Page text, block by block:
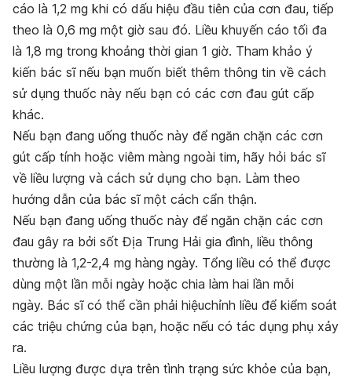
cáo là 1,2 mg khi có dấu hiệu đầu tiên của cơn đau, tiếp
theo là 0,6 mg một giờ sau đó. Liều khuyến cáo tối đa
là 1,8 mg trong khoảng thời gian 1 giờ. Tham khảo ý
kiến bác sĩ nếu bạn muốn biết thêm thông tin về cách
sử dụng thuốc này nếu bạn có các cơn đau gút cấp
khác.
Nếu bạn đang uống thuốc này để ngăn chặn các cơn
gút cấp tính hoặc viêm màng ngoài tim, hãy hỏi bác sĩ
về liều lượng và cách sử dụng cho bạn. Làm theo
hướng dẫn của bác sĩ một cách cẩn thận.
Nếu bạn đang uống thuốc này để ngăn chặn các cơn
đau gây ra bởi sốt Địa Trung Hải gia đình, liều thông
thường là 1,2-2,4 mg hàng ngày. Tổng liều có thể được
dùng một lần mỗi ngày hoặc chia làm hai lần mỗi
ngày. Bác sĩ có thể cần phải hiệuchỉnh liều để kiểm soát
các triệu chứng của bạn, hoặc nếu có tác dụng phụ xảy
ra.
Liều lượng được dựa trên tình trạng sức khỏe của bạn,